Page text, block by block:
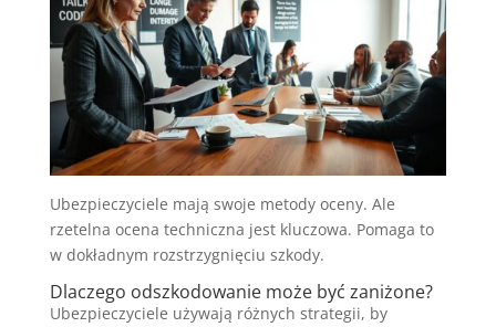
Ubezpieczyciele mają swoje metody oceny. Ale
rzetelna ocena techniczna jest kluczowa. Pomaga to
w dokładnym rozstrzygnięciu szkody.
Dlaczego odszkodowanie może być zaniżone?
Ubezpieczyciele używają różnych strategii, by